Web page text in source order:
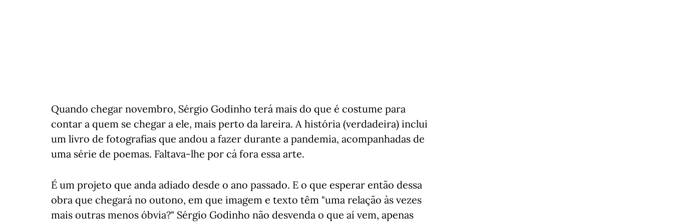
Quando chegar novembro, Sérgio Godinho terá mais do que é costume para
contar a quem se chegar a ele, mais perto da lareira. A história (verdadeira) inclui
um livro de fotografias que andou a fazer durante a pandemia, acompanhadas de
uma série de poemas. Faltava-lhe por cá fora essa arte.
É um projeto que anda adiado desde o ano passado. E o que esperar então dessa
obra que chegará no outono, em que imagem e texto têm "uma relação às vezes
mais outras menos óbvia?" Sérgio Godinho não desvenda o que aí vem, apenas